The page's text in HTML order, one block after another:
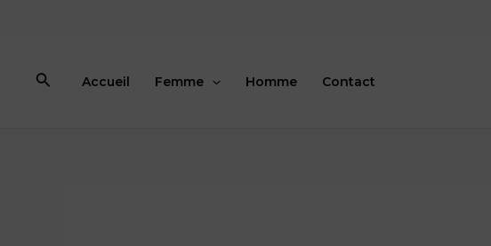
Rechercher
Accueil Femme Homme Contact